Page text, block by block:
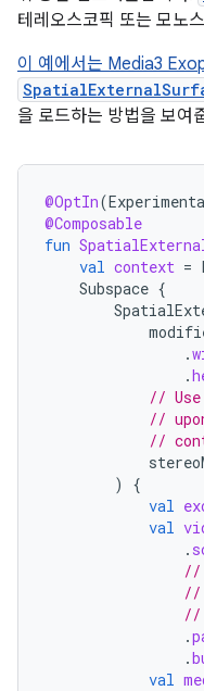
테레오스코픽 또는 모노
이 예에서는 Media3
을 로드하는 방법을 보여
@OptIn(
@Composable
fun
val context =
Subspace {
.
.
// Use
//
//
)
{
val
val
.
//
//
//
.
.
val